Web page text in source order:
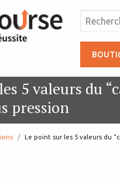
5 valeurs du
pression
page:
Le point sur les 5 valeurs du